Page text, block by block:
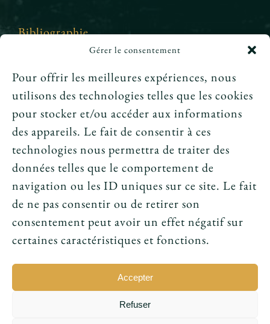
Gérer le consentement
Pour offrir les meilleures expériences, nous
utilisons des technologies telles que les cookies
pour stocker et/ou accéder aux informations
des appareils. Le fait de consentir à ces
technologies nous permettra de traiter des
données telles que le comportement de
navigation ou les ID uniques sur ce site. Le fait
de ne pas consentir ou de retirer son
consentement peut avoir un effet négatif sur
certaines caractéristiques et fonctions.
Accepter
Refuser
Bibliographie
Crédits et mentions légales
Le tarot peut-il annoncer une rencontre
amoureuse ?
Peut-on prouver que le tarot fonctionne ?
Le tarot avant l’ésotérisme : un simple jeu ?